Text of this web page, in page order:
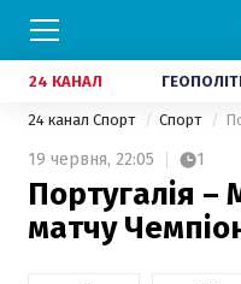
24 КАНАЛ
24 канал Спорт Спорт
19 червня, 22:05 1
Португалія
матчу